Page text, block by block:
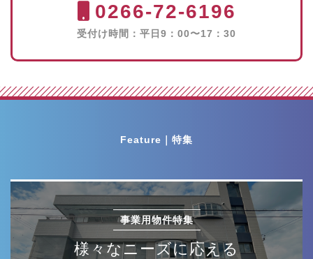
0266-72-6196
受付け時間：平日9：00〜17：30
Feature｜特集
事業用物件特集
様々なニーズに応える